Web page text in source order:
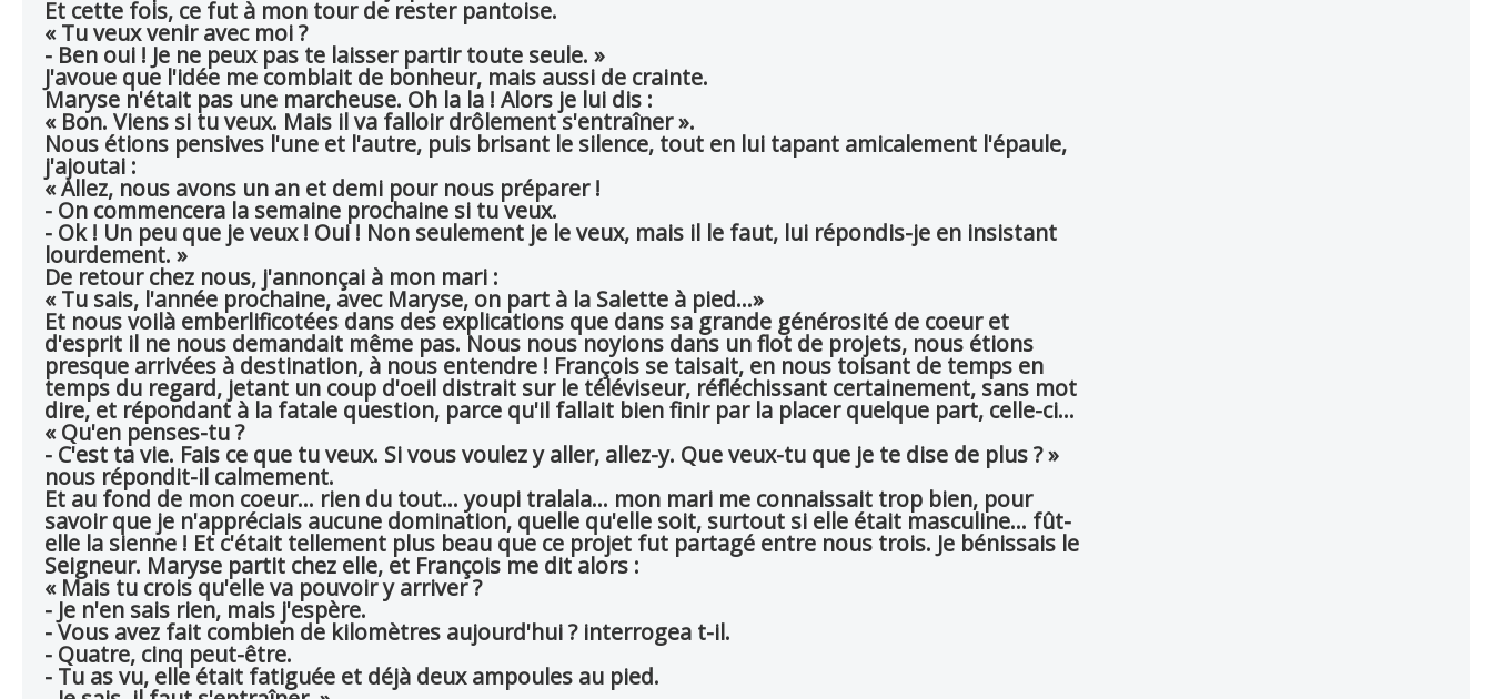
Et cette fois, ce fut à mon tour de rester pantoise.
« Tu veux venir avec moi ?
- Ben oui ! Je ne peux pas te laisser partir toute seule. »
J'avoue que l'idée me comblait de bonheur, mais aussi de crainte.
Maryse n'était pas une marcheuse. Oh la la ! Alors je lui dis :
« Bon. Viens si tu veux. Mais il va falloir drôlement s'entraîner ».
Nous étions pensives l'une et l'autre, puis brisant le silence, tout en lui tapant amicalement l'épaule,
j'ajoutai :
« Allez, nous avons un an et demi pour nous préparer !
- On commencera la semaine prochaine si tu veux.
- Ok ! Un peu que je veux ! Oui ! Non seulement je le veux, mais il le faut, lui répondis-je en insistant
lourdement. »
De retour chez nous, j'annonçai à mon mari :
« Tu sais, l'année prochaine, avec Maryse, on part à la Salette à pied...»
Et nous voilà emberlificotées dans des explications que dans sa grande générosité de coeur et
d'esprit il ne nous demandait même pas. Nous nous noyions dans un flot de projets, nous étions
presque arrivées à destination, à nous entendre ! François se taisait, en nous toisant de temps en
temps du regard, jetant un coup d'oeil distrait sur le téléviseur, réfléchissant certainement, sans mot
dire, et répondant à la fatale question, parce qu'il fallait bien finir par la placer quelque part, celle-ci...
« Qu'en penses-tu ?
- C'est ta vie. Fais ce que tu veux. Si vous voulez y aller, allez-y. Que veux-tu que je te dise de plus ? »
nous répondit-il calmement.
Et au fond de mon coeur... rien du tout... youpi tralala... mon mari me connaissait trop bien, pour
savoir que je n'appréciais aucune domination, quelle qu'elle soit, surtout si elle était masculine... fût-
elle la sienne ! Et c'était tellement plus beau que ce projet fut partagé entre nous trois. Je bénissais le
Seigneur. Maryse partit chez elle, et François me dit alors :
« Mais tu crois qu'elle va pouvoir y arriver ?
- Je n'en sais rien, mais j'espère.
- Vous avez fait combien de kilomètres aujourd'hui ? interrogea t-il.
- Quatre, cinq peut-être.
- Tu as vu, elle était fatiguée et déjà deux ampoules au pied.